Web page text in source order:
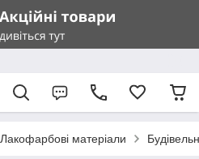
Лакофарбові матеріали